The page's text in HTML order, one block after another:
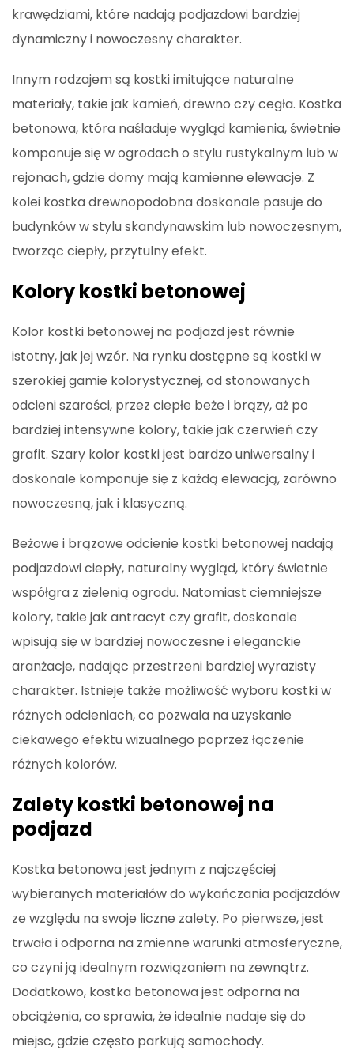
krawędziami, które nadają podjazdowi bardziej
dynamiczny i nowoczesny charakter.
Innym rodzajem są kostki imitujące naturalne
materiały, takie jak kamień, drewno czy cegła. Kostka
betonowa, która naśladuje wygląd kamienia, świetnie
komponuje się w ogrodach o stylu rustykalnym lub w
rejonach, gdzie domy mają kamienne elewacje. Z
kolei kostka drewnopodobna doskonale pasuje do
budynków w stylu skandynawskim lub nowoczesnym,
tworząc ciepły, przytulny efekt.
Kolory kostki betonowej
Kolor kostki betonowej na podjazd jest równie
istotny, jak jej wzór. Na rynku dostępne są kostki w
szerokiej gamie kolorystycznej, od stonowanych
odcieni szarości, przez ciepłe beże i brązy, aż po
bardziej intensywne kolory, takie jak czerwień czy
grafit. Szary kolor kostki jest bardzo uniwersalny i
doskonale komponuje się z każdą elewacją, zarówno
nowoczesną, jak i klasyczną.
Beżowe i brązowe odcienie kostki betonowej nadają
podjazdowi ciepły, naturalny wygląd, który świetnie
współgra z zielenią ogrodu. Natomiast ciemniejsze
kolory, takie jak antracyt czy grafit, doskonale
wpisują się w bardziej nowoczesne i eleganckie
aranżacje, nadając przestrzeni bardziej wyrazisty
charakter. Istnieje także możliwość wyboru kostki w
różnych odcieniach, co pozwala na uzyskanie
ciekawego efektu wizualnego poprzez łączenie
różnych kolorów.
Zalety kostki betonowej na
podjazd
Kostka betonowa jest jednym z najczęściej
wybieranych materiałów do wykańczania podjazdów
ze względu na swoje liczne zalety. Po pierwsze, jest
trwała i odporna na zmienne warunki atmosferyczne,
co czyni ją idealnym rozwiązaniem na zewnątrz.
Dodatkowo, kostka betonowa jest odporna na
obciążenia, co sprawia, że idealnie nadaje się do
miejsc, gdzie często parkują samochody.